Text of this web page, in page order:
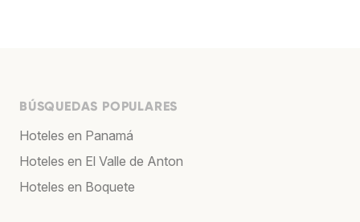
BÚSQUEDAS POPULARES
Hoteles en Panamá
Hoteles en El Valle de Anton
Hoteles en Boquete